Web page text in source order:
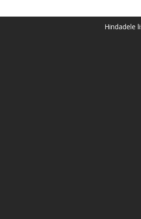
Hindadele